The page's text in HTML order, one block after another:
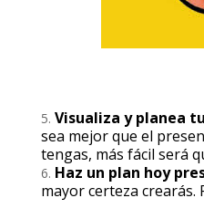
Visualiza y planea
sea mejor que el
tengas, más fácil será
Haz un plan hoy
mayor certeza crearás.